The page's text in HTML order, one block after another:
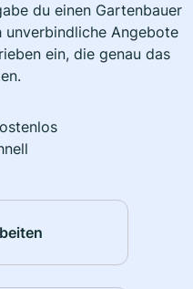
du einen Gartenbauer
Angebote
ein, die genau das